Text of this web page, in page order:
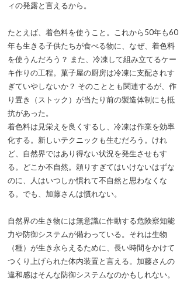
ィの発露と言えるから。
たとえば、着色料を使うこと。これから50年も60
年も生きる子供たちが食べる物に、なぜ、着色料
を使うんだろう？ また、冷凍して組み立てるケー
キ作りの工程。菓子屋の厨房は冷凍に支配されす
ぎていやしないか？ そのこととも関連するが、作
り置き（ストック）が当たり前の製造体制にも抵
抗があった。
着色料は見栄えを良くするし、冷凍は作業を効率
化する。新しいテクニックも生むだろう。けれ
ど、自然界ではあり得ない状況を発生させもす
る。どこか不自然。頼りすぎてはいけないはずな
のに、人はいつしか慣れて不自然と思わなくな
る。でも、加藤さんは慣れない。
自然界の生き物には無意識に作動する危険察知能
力や防御システムが備わっている。それは生物
（種）が生き永らえるために、長い時間をかけて
つくり上げられた体内装置と言える。加藤さんの
違和感はそんな防御システムなのかもしれない。